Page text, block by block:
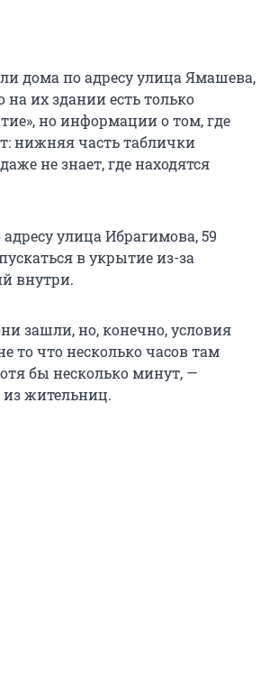
дома по адресу улица Ямашева,
на их здании есть только
но информации о том, где
нижняя часть таблички
не знает, где находятся
улица Ибрагимова, 59
в укрытие из-за
внутри.
зашли, но, конечно, условия
то что несколько часов там
бы несколько минут, —
из жительниц.